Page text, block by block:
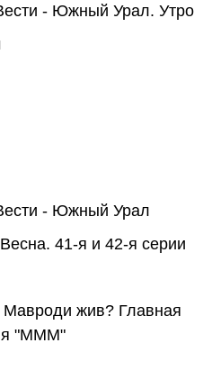
- Южный Урал. Утро
- Южный Урал
41-я и 42-я серии
жив? Главная
"МММ"